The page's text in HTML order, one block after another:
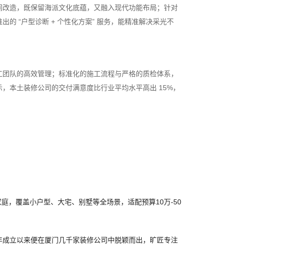
造，既保留海派文化底蕴，又融入现代功能布局；针对
的 “户型诊断 + 个性化方案” 服务，能精准解决采光不
队的高效管理；标准化的施工流程与严格的质检体系，
本土装修公司的交付满意度比行业平均水平高出 15%，
，覆盖小户型、大宅、别墅等全场景，适配预算10万-50
立以来便在厦门几千家装修公司中脱颖而出，旷匠专注